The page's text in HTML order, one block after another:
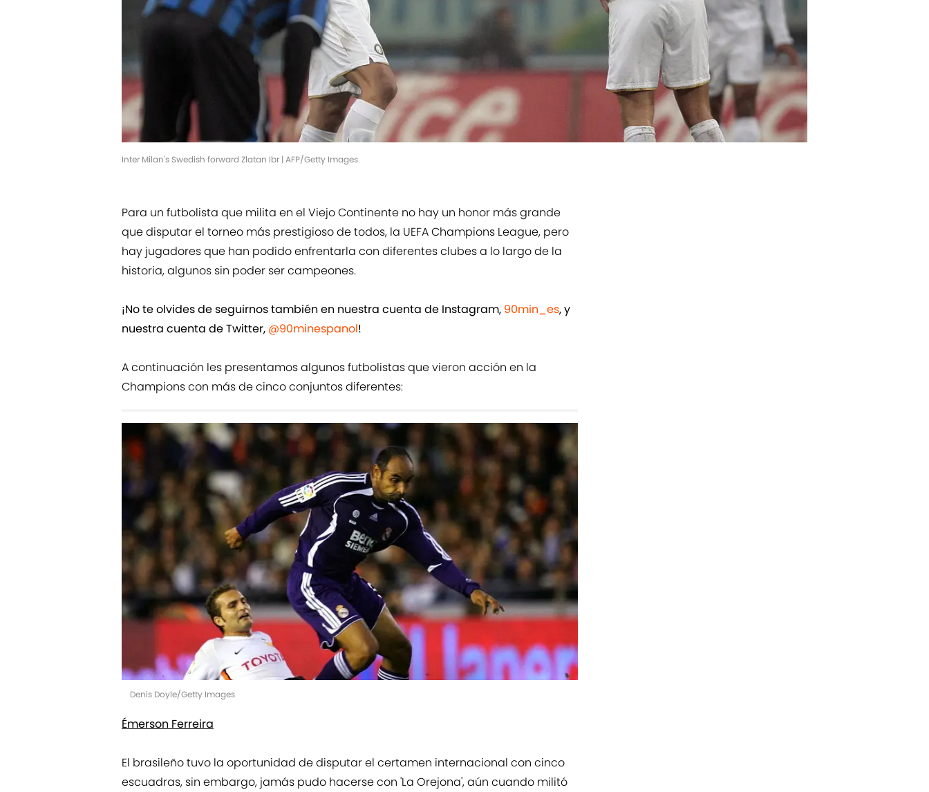
Inter Milan's Swedish forward Zlatan Ibr | AFP/Getty Images
Para un futbolista que milita en el Viejo Continente no hay un honor más grande
que disputar el torneo más prestigioso de todos, la UEFA Champions League, pero
hay jugadores que han podido enfrentarla con diferentes clubes a lo largo de la
historia, algunos sin poder ser campeones.
¡No te olvides de seguirnos también en nuestra cuenta de Instagram, 90min_es, y
nuestra cuenta de Twitter, @90minespanol!
A continuación les presentamos algunos futbolistas que vieron acción en la
Champions con más de cinco conjuntos diferentes:
Denis Doyle/Getty Images
Émerson Ferreira
El brasileño tuvo la oportunidad de disputar el certamen internacional con cinco
escuadras, sin embargo, jamás pudo hacerse con 'La Orejona', aún cuando militó